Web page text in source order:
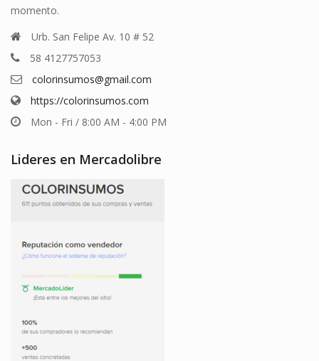
momento.
Urb. San Felipe Av. 10 # 52
58 4127757053
colorinsumos@gmail.com
https://colorinsumos.com
Mon - Fri / 8:00 AM - 4:00 PM
Lideres en Mercadolibre